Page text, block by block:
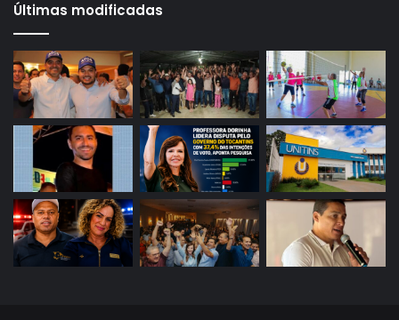
Últimas modificadas